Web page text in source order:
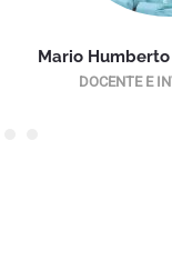
Mario
DOCENTE E